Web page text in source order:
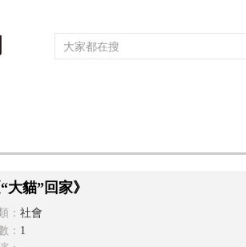
“大貓”回家》
： 社會
： 1